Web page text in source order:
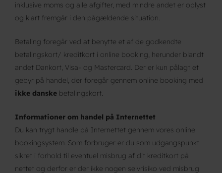
inklusive moms og alle afgifter, med mindre andet er oplyst
og klart fremgår i den pågældende situation.
Betaling foregår ved at benytte et af de godkendte
betalingskort/ kreditkort i online booking, herunder blandt
andet Dankort, Visa- og Mastercard. Der er kun pålagt et
gebyr på handel, der foregår gennem online booking med
ikke danske betalingskort.
Informationer om handel på Internettet
Du kan trygt handle på Internettet gennem vores online
bookingsystem. Som forbruger er du som udgangspunkt
sikret i forhold til eventuel misbrug af dit kreditkort på
nettet og derfor er der ikke nogen selvrisiko ved misbrug